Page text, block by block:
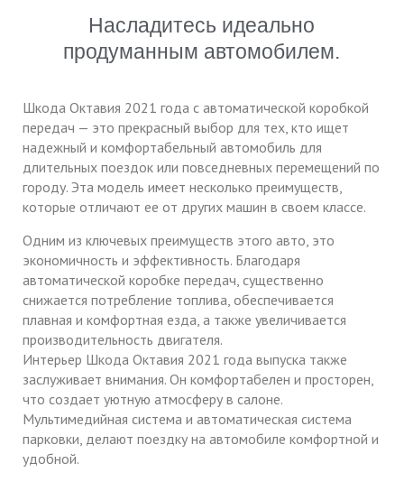
Насладитесь идеально
продуманным автомобилем.
Шкода Октавия 2021 года с автоматической коробкой
передач — это прекрасный выбор для тех, кто ищет
надежный и комфортабельный автомобиль для
длительных поездок или повседневных перемещений по
городу. Эта модель имеет несколько преимуществ,
которые отличают ее от других машин в своем классе.
Одним из ключевых преимуществ этого авто, это
экономичность и эффективность. Благодаря
автоматической коробке передач, существенно
снижается потребление топлива, обеспечивается
плавная и комфортная езда, а также увеличивается
производительность двигателя.
Интерьер Шкода Октавия 2021 года выпуска также
заслуживает внимания. Он комфортабелен и просторен,
что создает уютную атмосферу в салоне.
Мультимедийная система и автоматическая система
парковки, делают поездку на автомобиле комфортной и
удобной.